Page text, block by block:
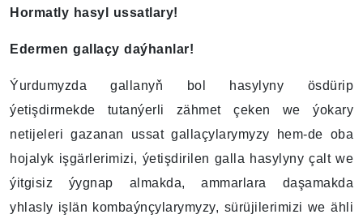
Hormatly hasyl ussatlary!
Edermen gallaçy daýhanlar!
Ýurdumyzda gallanyň bol hasylyny ösdürip
ýetişdirmekde tutanýerli zähmet çeken we ýokary
netijeleri gazanan ussat gallaçylarymyzy hem-de oba
hojalyk işgärlerimizi, ýetişdirilen galla hasylyny çalt we
ýitgisiz ýygnap almakda, ammarlara daşamakda
yhlasly işlän kombaýnçylarymyzy, sürüjilerimizi we ähli